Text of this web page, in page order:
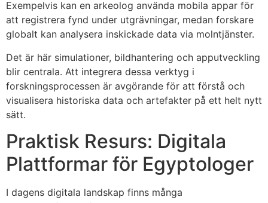
Exempelvis kan en arkeolog använda mobila appar för
att registrera fynd under utgrävningar, medan forskare
globalt kan analysera inskickade data via molntjänster.
Det är här simulationer, bildhantering och apputveckling
blir centrala. Att integrera dessa verktyg i
forskningsprocessen är avgörande för att förstå och
visualisera historiska data och artefakter på ett helt nytt
sätt.
Praktisk Resurs: Digitala
Plattformar för Egyptologer
I dagens digitala landskap finns många